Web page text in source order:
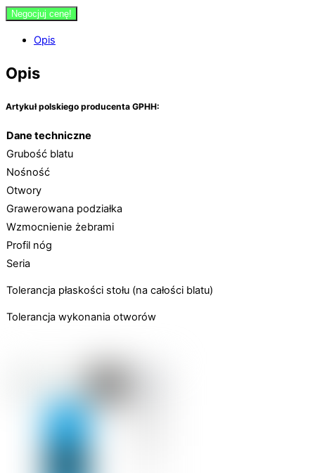
Negocjuj cenę!
Opis
Opis
Artykuł polskiego producenta GPHH:
Dane techniczne
Grubość blatu
Nośność
Otwory
Grawerowana podziałka
Wzmocnienie żebrami
Profil nóg
Seria
Tolerancja płaskości stołu (na całości blatu)
Tolerancja wykonania otworów